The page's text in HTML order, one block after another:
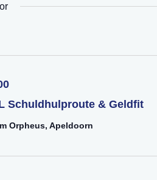
Schuldhulproute & Geldfit
Orpheus, Apeldoorn